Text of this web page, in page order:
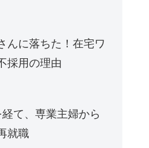
んに落ちた！在宅ワ
採用の理由
て、専業主婦から
就職